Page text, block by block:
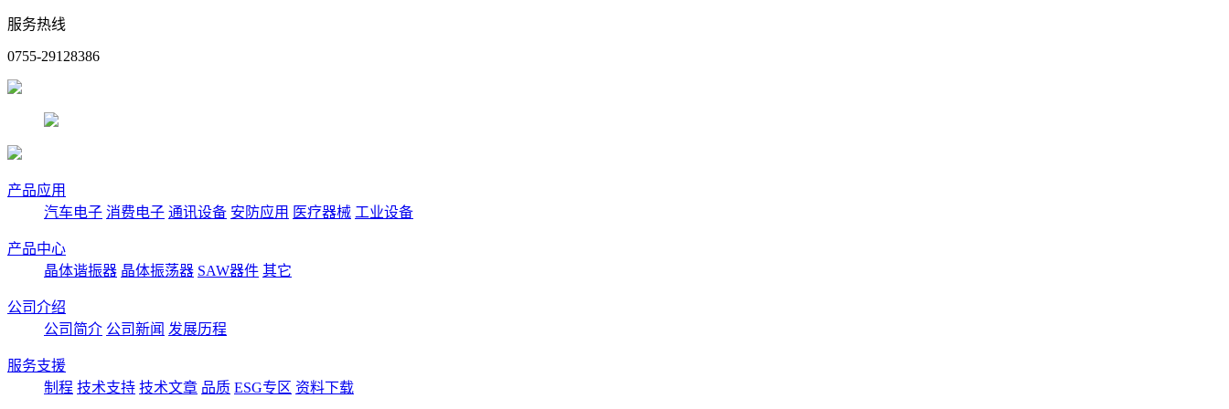
服务热线
0755-29128386
产品应用
汽车电子 消费电子 通讯设备 安防应用 医疗器械 工业设备
产品中心
晶体谐振器 晶体振荡器 SAW器件 其它
公司介绍
公司简介 公司新闻 发展历程
服务支援
制程 技术支持 技术文章 品质 ESG专区 资料下载